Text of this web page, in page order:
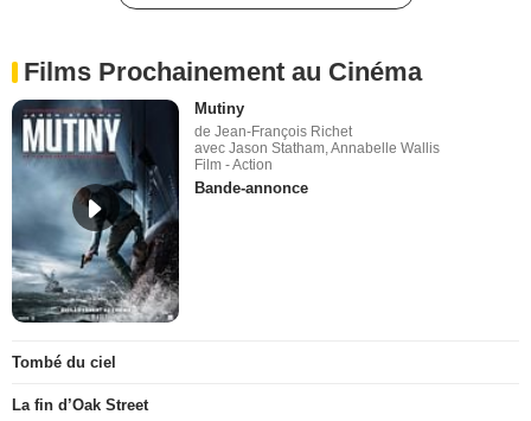
Films Prochainement au Cinéma
Mutiny
de Jean-François Richet
avec Jason Statham, Annabelle Wallis
Film - Action
Bande-annonce
Tombé du ciel
La fin d’Oak Street